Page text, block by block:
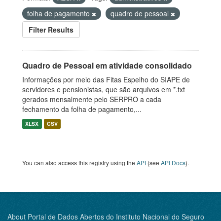
folha de pagamento
quadro de pessoal
Filter Results
Quadro de Pessoal em atividade consolidado
Informações por meio das Fitas Espelho do SIAPE de
servidores e pensionistas, que são arquivos em *.txt
gerados mensalmente pelo SERPRO a cada
fechamento da folha de pagamento,...
XLSX CSV
You can also access this registry using the API (see API Docs).
About Portal de Dados Abertos do Instituto Nacional do Seguro